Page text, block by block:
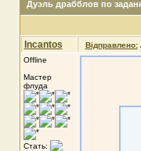
Дуэль драбблов по
Incantos Відправлено:
Offline
Мастер
флуда
Стать: